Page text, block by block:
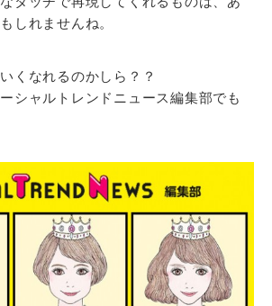
しれませんね。
くなれるのかしら？？
シャルトレンドニュース編集部でも